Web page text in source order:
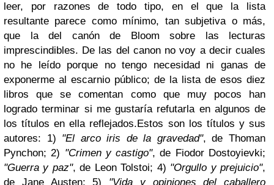
leer, por razones de todo tipo, en el que la lista
resultante parece como mínimo, tan subjetiva o más,
que la del canón de Bloom sobre las lecturas
imprescindibles. De las del canon no voy a decir cuales
no he leído porque no tengo necesidad ni ganas de
exponerme al escarnio público; de la lista de esos diez
libros que se comentan como que muy pocos han
logrado terminar si me gustaría refutarla en algunos de
los títulos en ella reflejados.Estos son los títulos y sus
autores: 1) "El arco iris de la gravedad", de Thoman
Pynchon; 2) "Crimen y castigo", de Fiodor Dostoyievki;
"Guerra y paz", de Leon Tolstoi; 4) "Orgullo y prejuicio",
de Jane Austen; 5) "Vida y opiniones del caballero